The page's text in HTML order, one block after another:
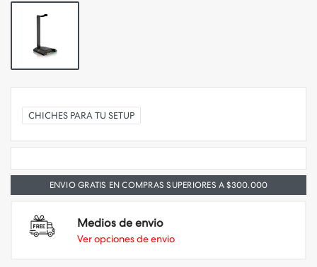
CHICHES PARA TU SETUP
ENVIO GRATIS EN COMPRAS SUPERIORES A $300.000
Medios de envio
Ver opciones de envio